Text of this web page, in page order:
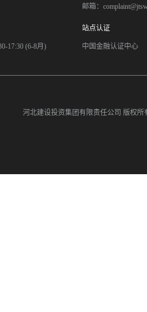
邮箱：
17:30 (6-8月)
站点认证
中国金融认证中心
河北建设投资集团有限责任公司 版权所